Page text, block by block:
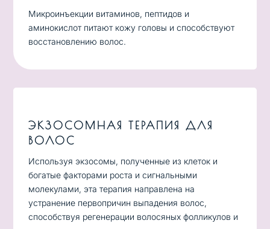
Микроинъекции витаминов, пептидов и
аминокислот питают кожу головы и способствуют
восстановлению волос.
ЭКЗОСОМНАЯ ТЕРАПИЯ ДЛЯ
ВОЛОС
Используя экзосомы, полученные из клеток и
богатые факторами роста и сигнальными
молекулами, эта терапия направлена на
устранение первопричин выпадения волос,
способствуя регенерации волосяных фолликулов и